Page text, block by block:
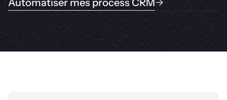
Automatiser mes process CRM